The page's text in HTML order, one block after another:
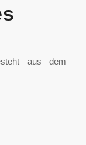
aus dem